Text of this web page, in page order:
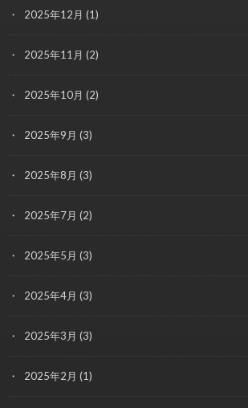
2025年12月 (1)
2025年11月 (2)
2025年10月 (2)
2025年9月 (3)
2025年8月 (3)
2025年7月 (2)
2025年5月 (3)
2025年4月 (3)
2025年3月 (3)
2025年2月 (1)